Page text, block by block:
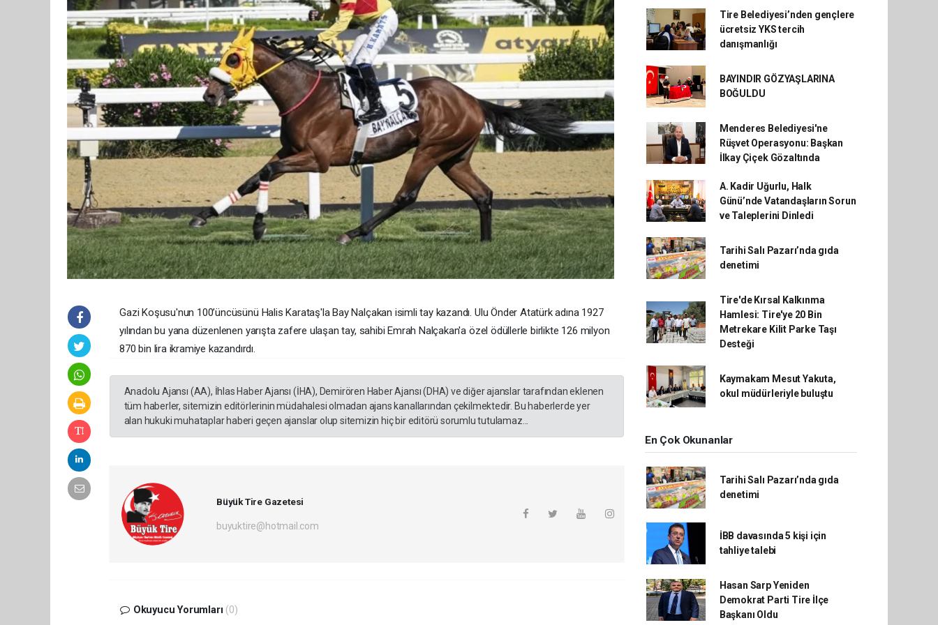
Gazi Koşusu'nun 100’üncüsünü Halis Karataş'la Bay Nalçakan isimli tay kazandı. Ulu Önder Atatürk adına 1927
yılından bu yana düzenlenen yarışta zafere ulaşan tay, sahibi Emrah Nalçakan'a özel ödüllerle birlikte 126 milyon
870 bin lira ikramiye kazandırdı.
Anadolu Ajansı (AA), İhlas Haber Ajansı (İHA), Demirören Haber Ajansı (DHA) ve diğer ajanslar tarafından eklenen
tüm haberler, sitemizin editörlerinin müdahalesi olmadan ajans kanallarından çekilmektedir. Bu haberlerde yer
alan hukuki muhataplar haberi geçen ajanslar olup sitemizin hiç bir editörü sorumlu tutulamaz...
Büyük Tire Gazetesi
buyuktire@hotmail.com
Okuyucu Yorumları (0)
Tire Belediyesi’nden gençlere
ücretsiz YKS tercih
danışmanlığı
BAYINDIR GÖZYAŞLARINA
BOĞULDU
Menderes Belediyesi'ne
Rüşvet Operasyonu: Başkan
İlkay Çiçek Gözaltında
A. Kadir Uğurlu, Halk
Günü’nde Vatandaşların Sorun
ve Taleplerini Dinledi
Tarihi Salı Pazarı’nda gıda
denetimi
Tire'de Kırsal Kalkınma
Hamlesi: Tire'ye 20 Bin
Metrekare Kilit Parke Taşı
Desteği
Kaymakam Mesut Yakuta,
okul müdürleriyle buluştu
En Çok Okunanlar
Tarihi Salı Pazarı’nda gıda
denetimi
İBB davasında 5 kişi için
tahliye talebi
Hasan Sarp Yeniden
Demokrat Parti Tire İlçe
Başkanı Oldu